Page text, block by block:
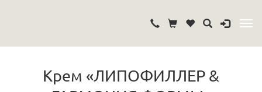
Крем «ЛИПОФИЛЛЕР &